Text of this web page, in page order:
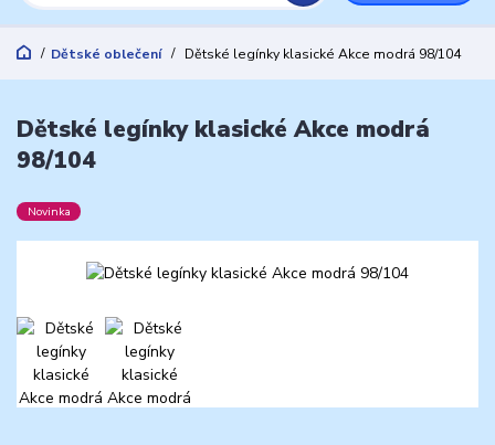
Dětské oblečení Dětské legínky klasické Akce modrá 98/104
Dětské legínky klasické Akce modrá
98/104
Novinka